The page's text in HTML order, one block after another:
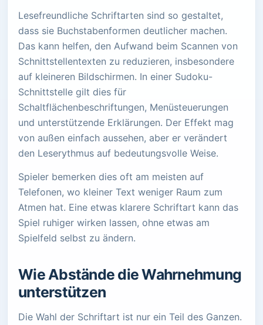
Lesefreundliche Schriftarten sind so gestaltet,
dass sie Buchstabenformen deutlicher machen.
Das kann helfen, den Aufwand beim Scannen von
Schnittstellentexten zu reduzieren, insbesondere
auf kleineren Bildschirmen. In einer Sudoku-
Schnittstelle gilt dies für
Schaltflächenbeschriftungen, Menüsteuerungen
und unterstützende Erklärungen. Der Effekt mag
von außen einfach aussehen, aber er verändert
den Leserythmus auf bedeutungsvolle Weise.
Spieler bemerken dies oft am meisten auf
Telefonen, wo kleiner Text weniger Raum zum
Atmen hat. Eine etwas klarere Schriftart kann das
Spiel ruhiger wirken lassen, ohne etwas am
Spielfeld selbst zu ändern.
Wie Abstände die Wahrnehmung
unterstützen
Die Wahl der Schriftart ist nur ein Teil des Ganzen.